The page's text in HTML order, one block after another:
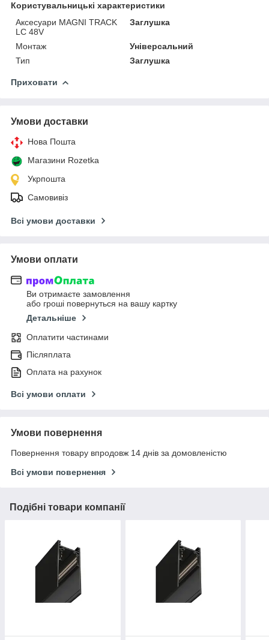
Користувальницькі характеристики
Аксесуари MAGNI TRACK
LC 48V
Заглушка
Монтаж
Універсальний
Тип
Заглушка
Приховати
Умови доставки
Нова Пошта
Магазини Rozetka
Укрпошта
Самовивіз
Всі умови доставки
Умови оплати
Ви отримаєте замовлення
або гроші повернуться на вашу картку
Детальніше
Оплатити частинами
Післяплата
Оплата на рахунок
Всі умови оплати
Умови повернення
Повернення товару впродовж 14 днів за домовленістю
Всі умови повернення
Подібні товари компанії